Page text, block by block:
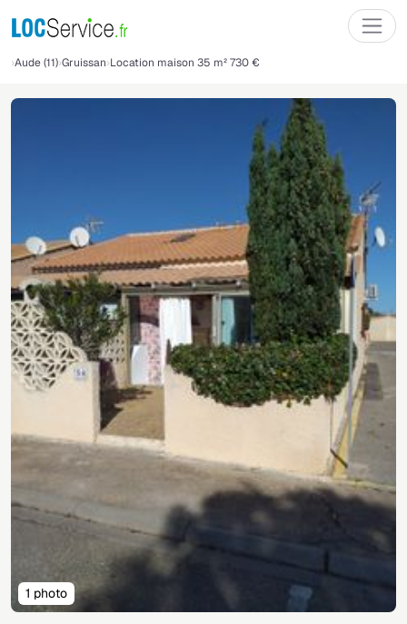
Aude (11) Gruissan Location maison 35 m² 730 €
1 photo